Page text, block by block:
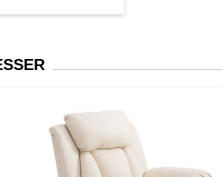
sa place là